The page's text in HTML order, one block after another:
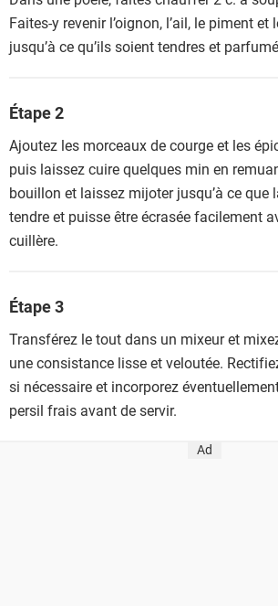
Faites-y revenir l’oignon, l’ail, le piment et
jusqu’à ce qu’ils soient tendres et
Étape 2
Ajoutez les morceaux de courge et les
puis laissez cuire quelques min en
bouillon et laissez mijoter jusqu’à ce que
tendre et puisse être écrasée facilement
cuillère.
Étape 3
Transférez le tout dans un mixeur et
une consistance lisse et veloutée.
si nécessaire et incorporez
persil frais avant de servir.
Ad